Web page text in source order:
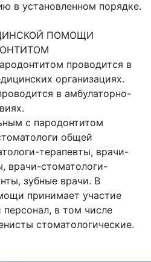
в установленном порядке.
ПОМОЩИ
проводится в
организациях.
в амбулаторно-
с пародонтитом
общей
терапевты, врачи-
врачи-стоматологи-
зубные врачи. В
принимает участие
в том числе
стоматологические.